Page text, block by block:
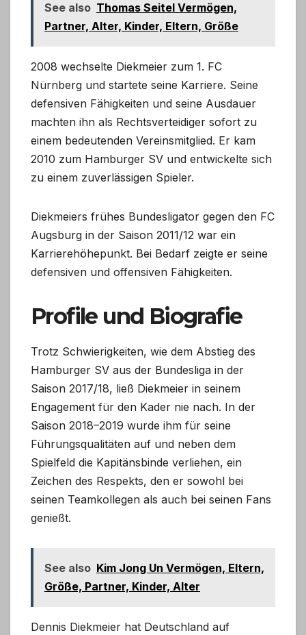
See also Thomas Seitel Vermögen,
Partner, Alter, Kinder, Eltern, Größe
2008 wechselte Diekmeier zum 1. FC
Nürnberg und startete seine Karriere. Seine
defensiven Fähigkeiten und seine Ausdauer
machten ihn als Rechtsverteidiger sofort zu
einem bedeutenden Vereinsmitglied. Er kam
2010 zum Hamburger SV und entwickelte sich
zu einem zuverlässigen Spieler.
Diekmeiers frühes Bundesligator gegen den FC
Augsburg in der Saison 2011/12 war ein
Karrierehöhepunkt. Bei Bedarf zeigte er seine
defensiven und offensiven Fähigkeiten.
Profile und Biografie
Trotz Schwierigkeiten, wie dem Abstieg des
Hamburger SV aus der Bundesliga in der
Saison 2017/18, ließ Diekmeier in seinem
Engagement für den Kader nie nach. In der
Saison 2018–2019 wurde ihm für seine
Führungsqualitäten auf und neben dem
Spielfeld die Kapitänsbinde verliehen, ein
Zeichen des Respekts, den er sowohl bei
seinen Teamkollegen als auch bei seinen Fans
genießt.
See also Kim Jong Un Vermögen, Eltern,
Größe, Partner, Kinder, Alter
Dennis Diekmeier hat Deutschland auf